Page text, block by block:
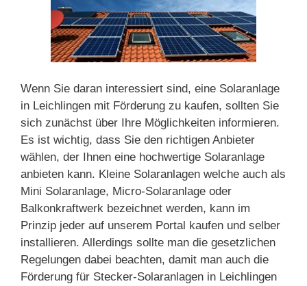
Wenn Sie daran interessiert sind, eine Solaranlage
in Leichlingen mit Förderung zu kaufen, sollten Sie
sich zunächst über Ihre Möglichkeiten informieren.
Es ist wichtig, dass Sie den richtigen Anbieter
wählen, der Ihnen eine hochwertige Solaranlage
anbieten kann. Kleine Solaranlagen welche auch als
Mini Solaranlage, Micro-Solaranlage oder
Balkonkraftwerk bezeichnet werden, kann im
Prinzip jeder auf unserem Portal kaufen und selber
installieren. Allerdings sollte man die gesetzlichen
Regelungen dabei beachten, damit man auch die
Förderung für Stecker-Solaranlagen in Leichlingen